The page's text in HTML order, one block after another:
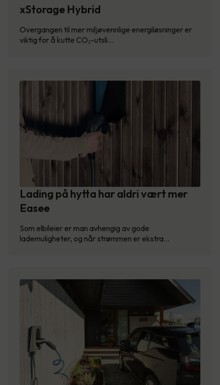
xStorage Hybrid
Overgangen til mer miljøvennlige energiløsninger er
viktig for å kutte CO₂-utsli…
Lading på hytta har aldri vært mer
Easee
Som elbileier er man avhengig av gode
lademuligheter, og når strømmen er ekstra…